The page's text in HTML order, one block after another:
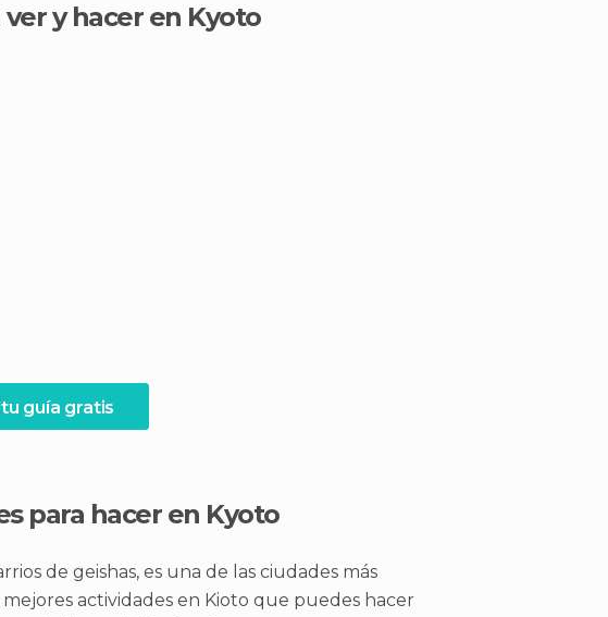
y hacer en Kyoto
guía gratis
para hacer en Kyoto
de geishas, es una de las ciudades más
actividades en Kioto que puedes hacer